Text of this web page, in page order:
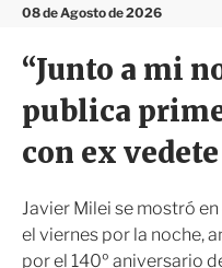
n
08 de Agosto de 2026
“Junto a mi
publica
con ex vedete
Javier Milei se mostró
el viernes por la noche,
por el 140º aniversario